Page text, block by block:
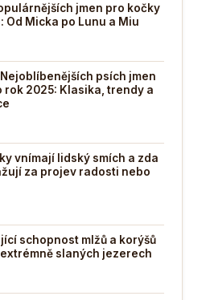
jmen pro kočky
Od Micka po Lunu a Miu
Nejoblíbenějších psích jmen
rok 2025: Klasika, trendy a
vnímají lidský smích a zda
za projev radosti nebo
schopnost mlžů a korýšů
slaných jezerech